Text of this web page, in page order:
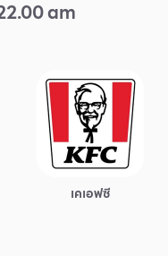
am
เคเอฟซี